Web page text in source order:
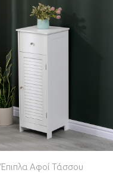
Έπιπλα Αφοί Τάσσου